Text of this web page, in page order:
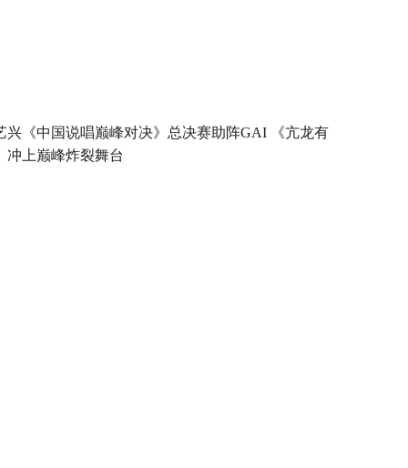
兴《中国说唱巅峰对决》总决赛助阵GAI 《亢龙有
冲上巅峰炸裂舞台